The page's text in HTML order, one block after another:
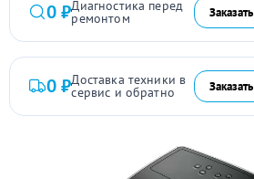
0 ₽Диагностика перед
ремонтом Заказать
0 ₽Доставка техники в
сервис и обратно Заказать